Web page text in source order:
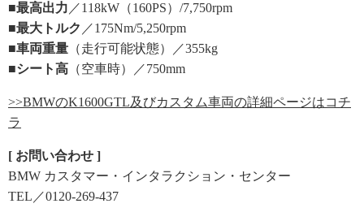
■最高出力 ／118kW（160PS）/7,750rpm
■最大トルク ／175Nm/5,250rpm
■車両重量 （走行可能状態）／355kg
■シート高 （空車時）／750mm
>>BMWのK1600GTL及びカスタム車両の詳細ページはコチ
ラ
[ お問い合わせ ]
BMW カスタマー・インタラクション・センター
TEL／0120-269-437